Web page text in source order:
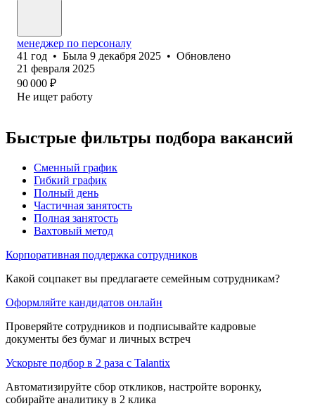
менеджер по персоналу
41 год • Была 9 декабря 2025 • Обновлено
21 февраля 2025
90 000 ₽
Не ищет работу
Быстрые фильтры подбора вакансий
Сменный график
Гибкий график
Полный день
Частичная занятость
Полная занятость
Вахтовый метод
Корпоративная поддержка сотрудников
Какой соцпакет вы предлагаете семейным сотрудникам?
Оформляйте кандидатов онлайн
Проверяйте сотрудников и подписывайте кадровые
документы без бумаг и личных встреч
Ускорьте подбор в 2 раза с Talantix
Автоматизируйте сбор откликов, настройте воронку,
собирайте аналитику в 2 клика